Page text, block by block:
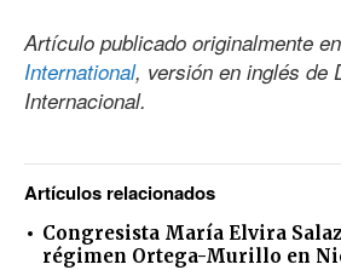
Artículo publicado originalmente en
International, versión en inglés de
Internacional.
Artículos relacionados
Congresista María Elvira
régimen Ortega-Murillo en